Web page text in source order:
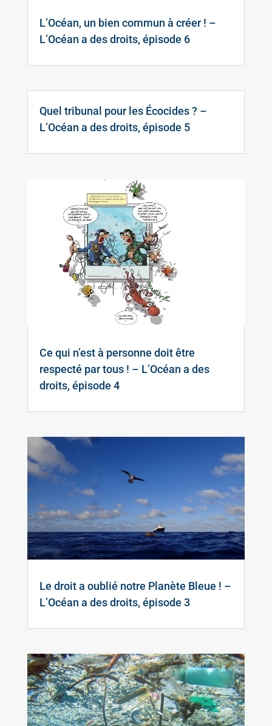
L’Océan, un bien commun à créer ! –
L’Océan a des droits, épisode 6
Quel tribunal pour les Écocides ? –
L’Océan a des droits, épisode 5
Ce qui n’est à personne doit être
respecté par tous ! – L’Océan a des
droits, épisode 4
Le droit a oublié notre Planète Bleue ! –
L’Océan a des droits, épisode 3